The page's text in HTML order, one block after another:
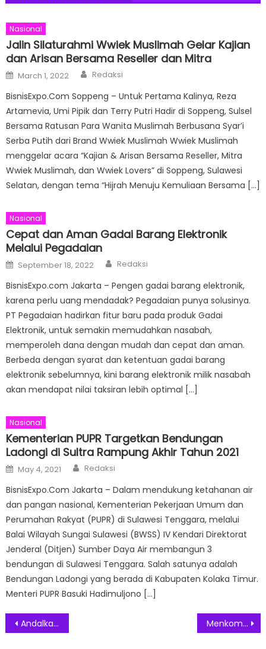
Nasional
Jalin Silaturahmi Wwiek Muslimah Gelar Kajian
dan Arisan Bersama Reseller dan Mitra
Posted
on
March 1, 2022 Author
Redaksi
BisnisExpo.Com Soppeng – Untuk Pertama Kalinya, Reza
Artamevia, Umi Pipik dan Terry Putri Hadir di Soppeng, Sulsel
Bersama Ratusan Para Wanita Muslimah Berbusana Syar’i
Serba Putih dari Brand Wwiek Muslimah Wwiek Muslimah
menggelar acara “Kajian & Arisan Bersama Reseller, Mitra
Wwiek Muslimah, dan Wwiek Lovers” di Soppeng, Sulawesi
Selatan, dengan tema “Hijrah Menuju Kemuliaan Bersama […]
Nasional
Cepat dan Aman Gadai Barang Elektronik
Melalui Pegadaian
Posted
on
September 18, 2022 Author
Redaksi
BisnisExpo.com Jakarta – Pengen gadai barang elektronik,
karena perlu uang mendadak? Pegadaian punya solusinya.
PT Pegadaian hadirkan fitur baru pada produk Gadai
Elektronik, untuk semakin memudahkan nasabah,
memperoleh dana dengan mudah dan cepat dan aman.
Berbeda dengan syarat dan ketentuan gadai barang
elektronik sebelumnya, kini barang elektronik milik nasabah
akan mendapat nilai taksiran lebih optimal […]
Nasional
Kementerian PUPR Targetkan Bendungan
Ladongi di Sultra Rampung Akhir Tahun 2021
Posted
on
May 4, 2021 Author
Redaksi
BisnisExpo.Com Jakarta – Dalam mendukung ketahanan air
dan pangan nasional, Kementerian Pekerjaan Umum dan
Perumahan Rakyat (PUPR) di Sulawesi Tenggara, melalui
Balai Wilayah Sungai Sulawesi (BWSS) IV Kendari Direktorat
Jenderal (Ditjen) Sumber Daya Air membangun 3
bendungan di Sulawesi Tenggara. Salah satunya adalah
Bendungan Ladongi yang berada di Kabupaten Kolaka Timur.
Menteri PUPR Basuki Hadimuljono […]
Post
Andalkan Driver Berukuran Besar, Soundcore Life P2i Siap Hadirkan Bass Menggelegar Menkominfo: Indonesia Miliki Potensi Ekonomi Digital Sangat Besar